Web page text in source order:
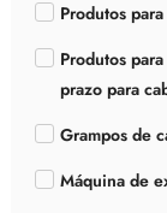
Produtos
Produtos
prazo para
Grampos de
Máquina de